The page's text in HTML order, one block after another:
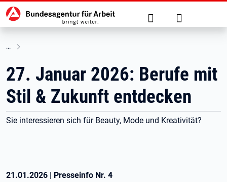
zu den Hauptinhalten springen
Hauptnavigation Suche Anmelden
27. Januar 2026: Berufe mit
Stil & Zukunft entdecken
Sie interessieren sich für Beauty, Mode und Kreativität?
21.01.2026 | Presseinfo Nr. 4